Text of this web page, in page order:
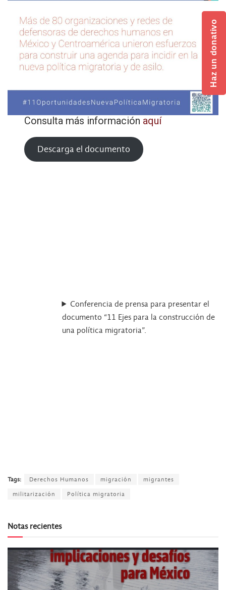
Consulta más información aquí
Descarga el documento
Conferencia de prensa para presentar el
documento “11 Ejes para la construcción de
una política migratoria”.
Tags: Derechos Humanos migración migrantes
militarización Política migratoria
Notas recientes
Haz un donativo